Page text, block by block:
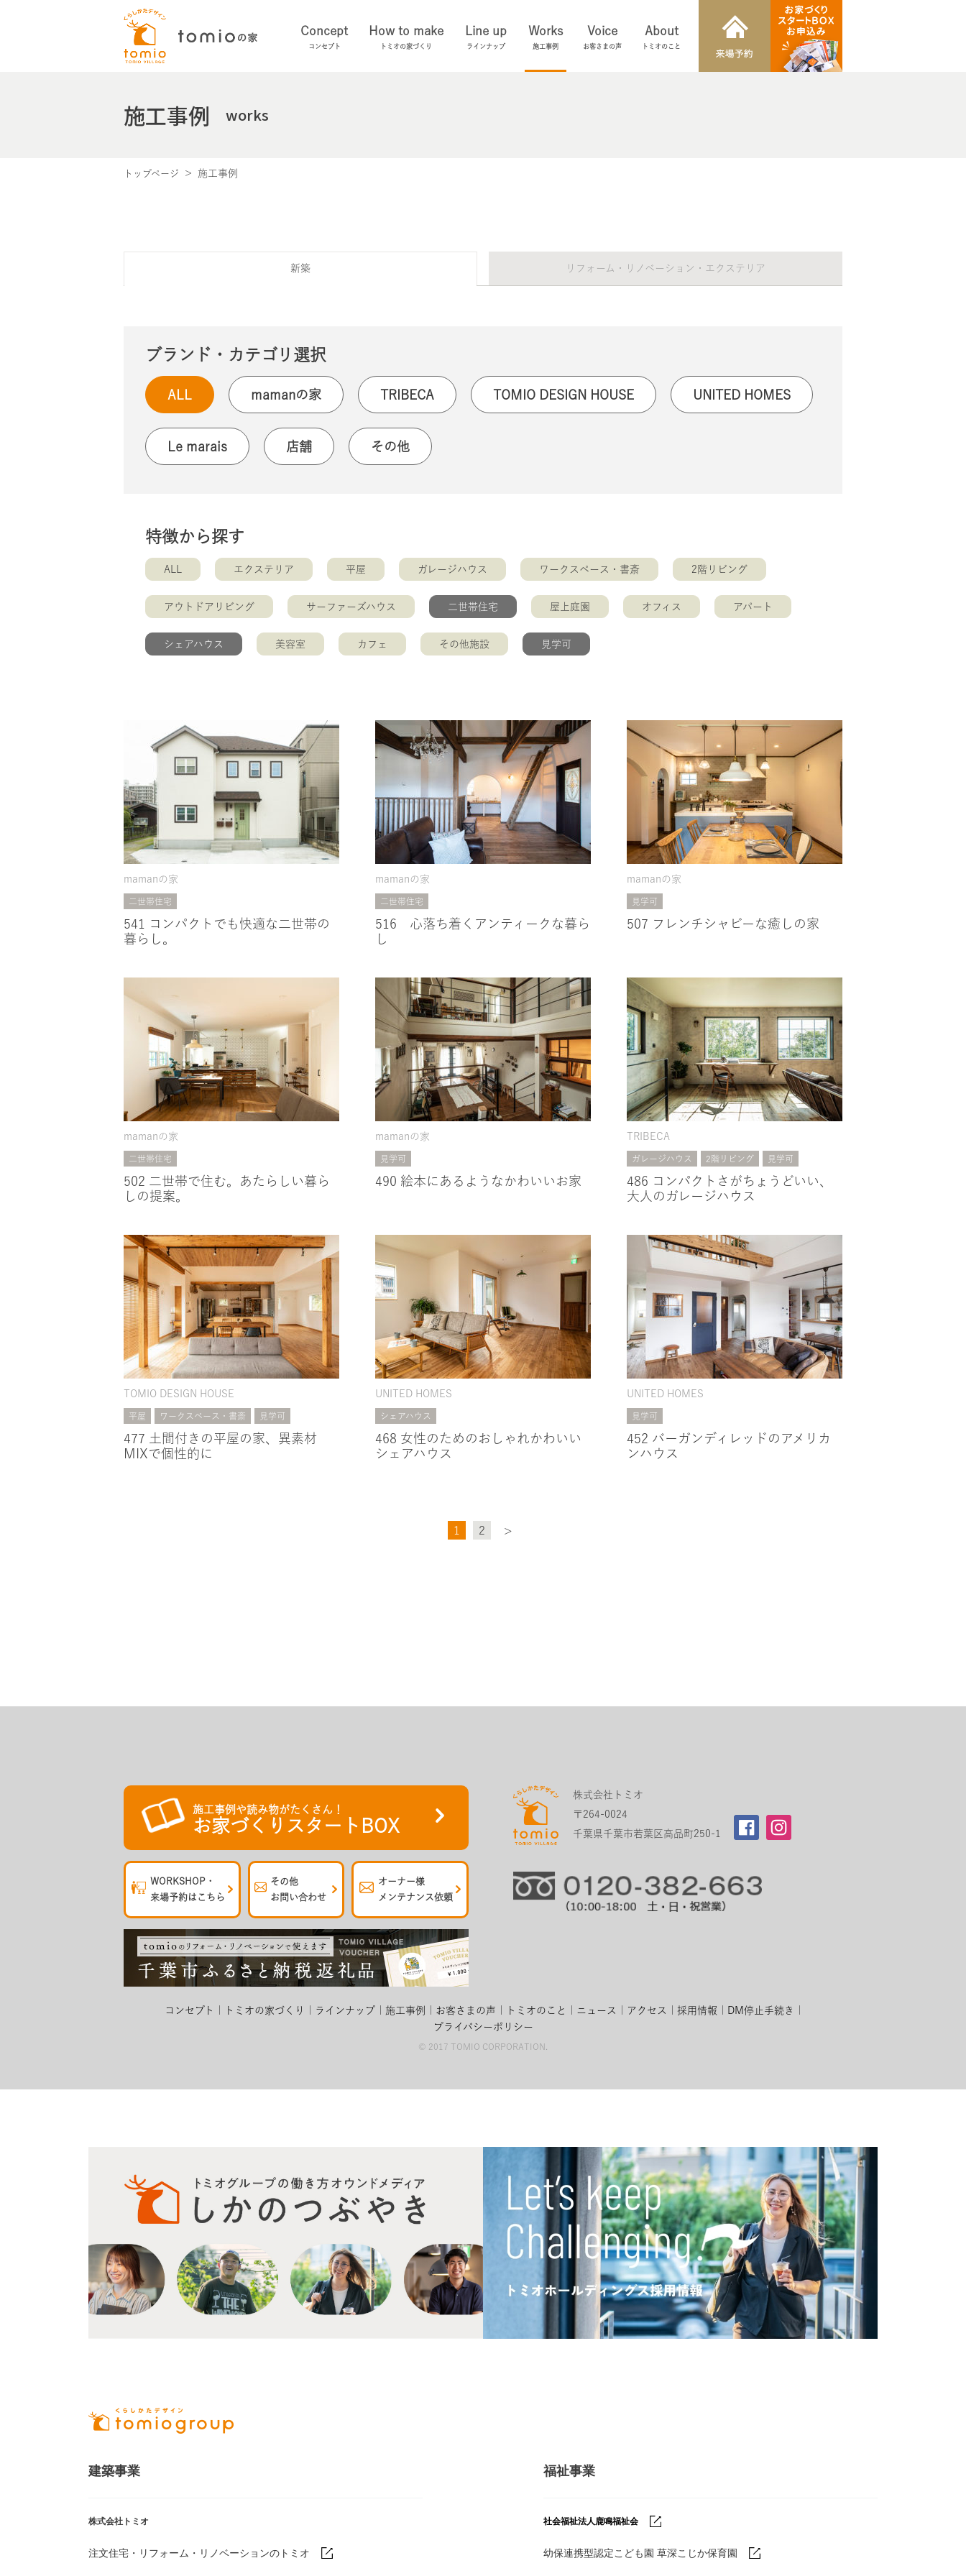
Concept
コンセプト
How to make
トミオの家づくり
Line up
ラインナップ
Works
施工事例
Voice
お客さまの声
About
トミオのこと
施工事例 works
トップページ 施工事例
新築 リフォーム・リノベーション・エクステリア
ブランド・カテゴリ選択
ALL mamanの家 TRIBECA TOMIO DESIGN HOUSE UNITED HOMES
Le marais 店舗 その他
特徴から探す
ALL エクステリア 平屋 ガレージハウス ワークスペース・書斎 2階リビング
アウトドアリビング サーファーズハウス 二世帯住宅 屋上庭園 オフィス アパート
シェアハウス 美容室 カフェ その他施設 見学可
mamanの家
二世帯住宅
541 コンパクトでも快適な二世帯の
暮らし。
mamanの家
二世帯住宅
516 心落ち着くアンティークな暮ら
し
mamanの家
見学可
507 フレンチシャビーな癒しの家
mamanの家
二世帯住宅
502 二世帯で住む。あたらしい暮ら
しの提案。
mamanの家
見学可
490 絵本にあるようなかわいいお家
TRIBECA
ガレージハウス 2階リビング 見学可
486 コンパクトさがちょうどいい、
大人のガレージハウス
TOMIO DESIGN HOUSE
平屋 ワークスペース・書斎 見学可
477 土間付きの平屋の家、異素材
MIXで個性的に
UNITED HOMES
シェアハウス
468 女性のためのおしゃれかわいい
シェアハウス
UNITED HOMES
見学可
452 バーガンディレッドのアメリカ
ンハウス
1 2 >
施工事例や読み物がたくさん！
お家づくりスタートBOX
WORKSHOP・
来場予約はこちら
その他
お問い合わせ
オーナー様
メンテナンス依頼
株式会社トミオ
〒264-0024
千葉県千葉市若葉区高品町250-1
コンセプト トミオの家づくり ラインナップ 施工事例 お客さまの声 トミオのこと ニュース アクセス 採用情報
DM停止手続き
プライバシーポリシー
© 2017 TOMIO CORPORATION.
建築事業
株式会社トミオ
注文住宅・リフォーム・リノベーションのトミオ
福祉事業
社会福祉法人鹿鳴福祉会
幼保連携型認定こども園 草深こじか保育園